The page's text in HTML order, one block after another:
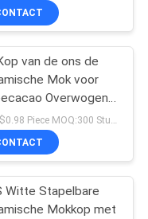
het
van de ons de
Mok voor
Overwogen
Witte Stapelbare
Mokkop met